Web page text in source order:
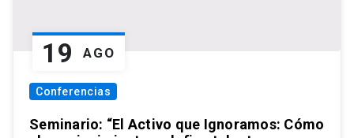
19 AGO
Conferencias
Seminario: “El Activo que Ignoramos: Cómo